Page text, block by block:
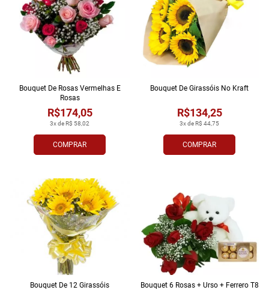
COMPRAR
3x de R$ 58,02
R$174,05
Bouquet De Rosas Vermelhas E
Rosas
COMPRAR
3x de R$ 44,75
R$134,25
Bouquet De Girassóis No Kraft
Bouquet De 12 Girassóis Bouquet 6 Rosas + Urso + Ferrero T8